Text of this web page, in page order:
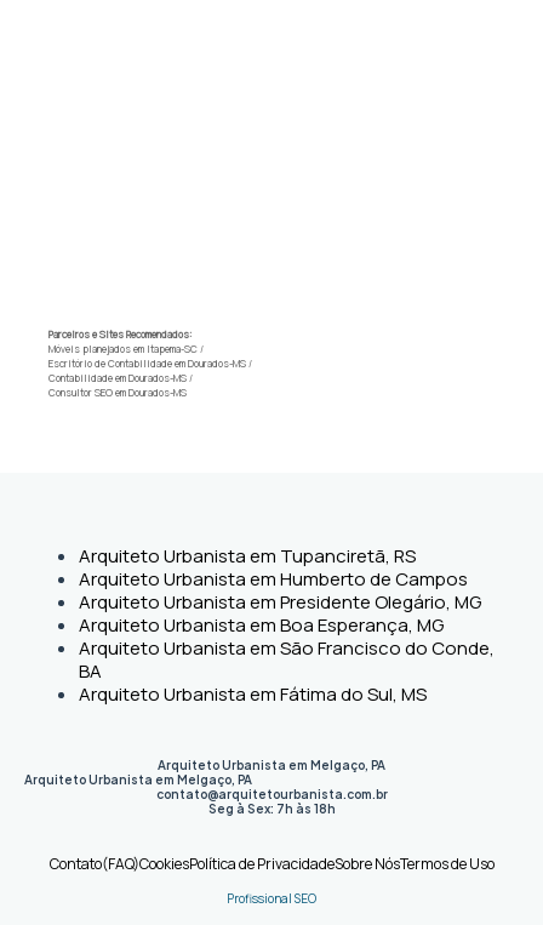
Parceiros e Sites Recomendados:
Móveis planejados em Itapema-SC /
Escritório de Contabilidade em Dourados-MS /
Contabilidade em Dourados-MS /
Consultor SEO em Dourados-MS
Arquiteto Urbanista em Tupanciretã, RS
Arquiteto Urbanista em Humberto de Campos
Arquiteto Urbanista em Presidente Olegário, MG
Arquiteto Urbanista em Boa Esperança, MG
Arquiteto Urbanista em São Francisco do Conde,
BA
Arquiteto Urbanista em Fátima do Sul, MS
Arquiteto Urbanista em Melgaço, PA
Arquiteto Urbanista em Melgaço, PA
contato@arquitetourbanista.com.br
Seg à Sex: 7h às 18h
Contato(FAQ)CookiesPolítica de PrivacidadeSobre NósTermos de Uso
Profissional SEO